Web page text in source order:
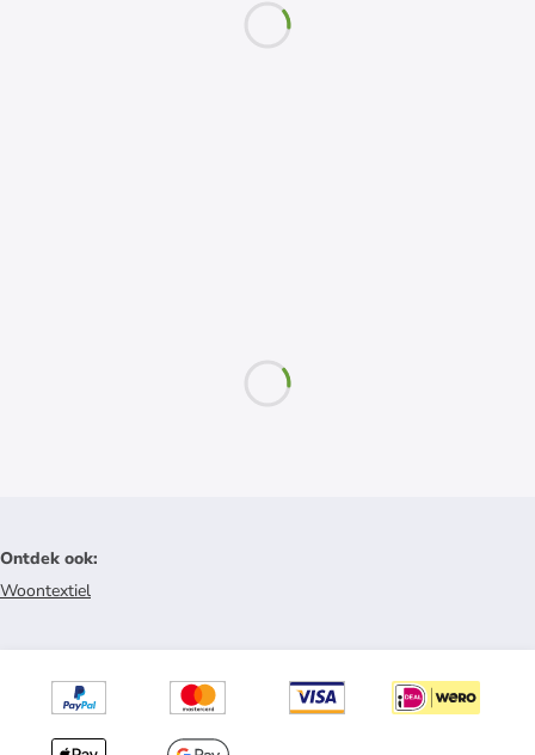
Ontdek ook:
Woontextiel